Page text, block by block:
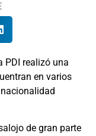
PDI realizó una
en varios
de gran parte